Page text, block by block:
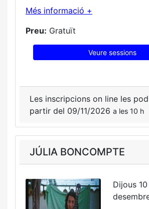
Més informació +
Preu: Gratuït
Veure sessions
Les inscripcions on line les
partir del 09/11/2026 a les 10 h
JÚLIA BONCOMPTE
Dijous